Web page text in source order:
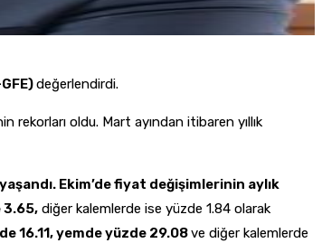
değerlendirdi.
rekorları oldu. Mart ayından itibaren yıllık
Ekim’de fiyat değişimlerinin aylık
3.65, diğer kalemlerde ise yüzde 1.84 olarak
16.11, yemde yüzde 29.08ve diğer kalemlerde